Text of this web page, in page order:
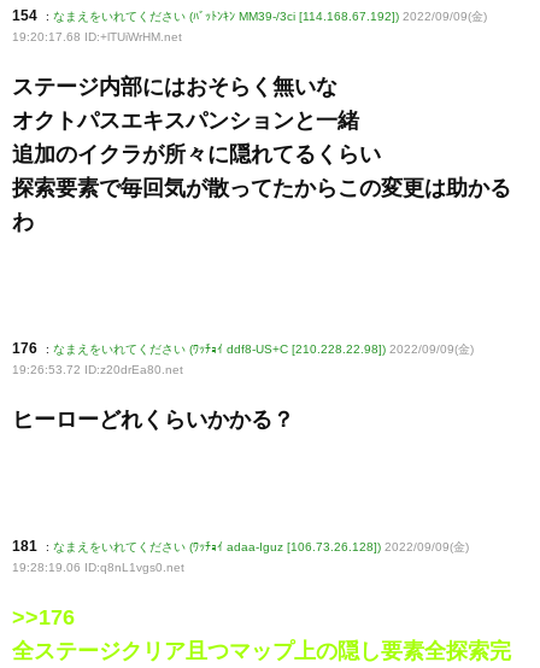
154 : なまえをいれてください (ﾊﾞｯﾄﾝｷﾝ MM39-/3ci [114.168.67.192]) 2022/09/09(金)
19:20:17.68 ID:+lTUiWrHM .net
ステージ内部にはおそらく無いな
オクトパスエキスパンションと一緒
追加のイクラが所々に隠れてるくらい
探索要素で毎回気が散ってたからこの変更は助かる
わ
176 : なまえをいれてください (ﾜｯﾁｮｲ ddf8-US+C [210.228.22.98]) 2022/09/09(金)
19:26:53.72 ID:z20drEa80 .net
ヒーローどれくらいかかる？
181 : なまえをいれてください (ﾜｯﾁｮｲ adaa-Iguz [106.73.26.128]) 2022/09/09(金)
19:28:19.06 ID:q8nL1vgs0.net
>>176
全ステージクリア且つマップ上の隠し要素全探索完